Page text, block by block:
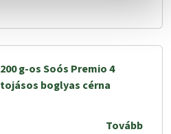
200 g-os Soós Premio 4
tojásos boglyas cérna
Tovább